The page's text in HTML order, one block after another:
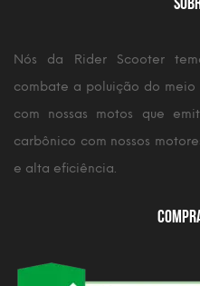
Nós da Rider Scooter
combate a poluição do meio
com nossas motos que
carbônico com nossos
e alta eficiência.